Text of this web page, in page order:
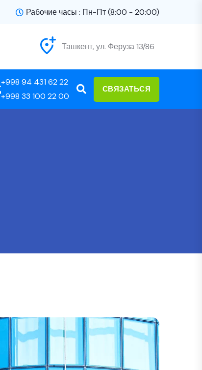
Рабочие часы : Пн-Пт (8:00 - 20:00)
Ташкент, ул. Феруза 13/86
+998 94 431 62 22
+998 33 100 22 00
СВЯЗАТЬСЯ